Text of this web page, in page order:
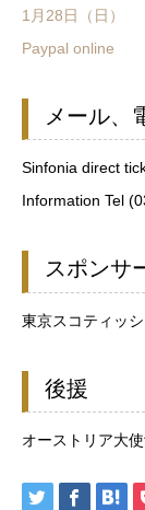
1月28日（日）
Paypal online
メール、
Sinfonia direct
Information Tel
スポンサ
東京スコティッ
後援
オーストリア大